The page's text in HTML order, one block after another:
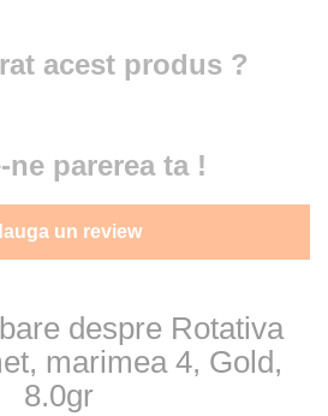
acest produs ?
ne parerea ta !
un review
despre Rotativa
marimea 4, Gold,
8.0gr